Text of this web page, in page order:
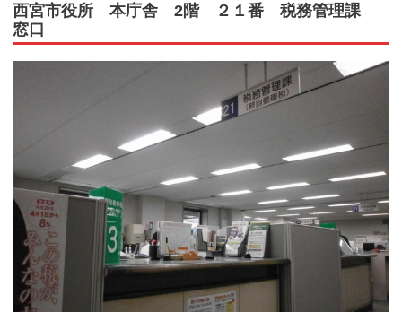
西宮市役所 本庁舎 2階 ２１番 税務管理課
窓口